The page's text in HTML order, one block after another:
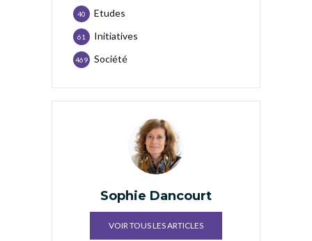
Etudes
40
Initiatives
61
Société
469
Sophie Dancourt
VOIR TOUS LES ARTICLES